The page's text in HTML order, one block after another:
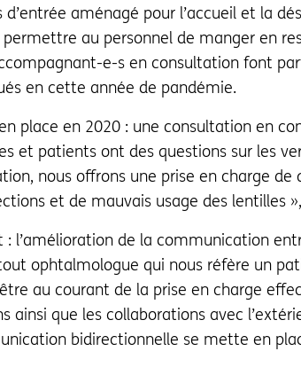
aménagé pour l’accueil et la
au personnel de manger en
e-s en consultation font
en cette année de pandémie.
place en 2020 : une consultation en
et patients ont des questions sur les
nous offrons une prise en charge de
et de mauvais usage des lentilles
l’amélioration de la communication
ophtalmologue qui nous réfère un
au courant de la prise en charge
ainsi que les collaborations avec
bidirectionnelle se mette en